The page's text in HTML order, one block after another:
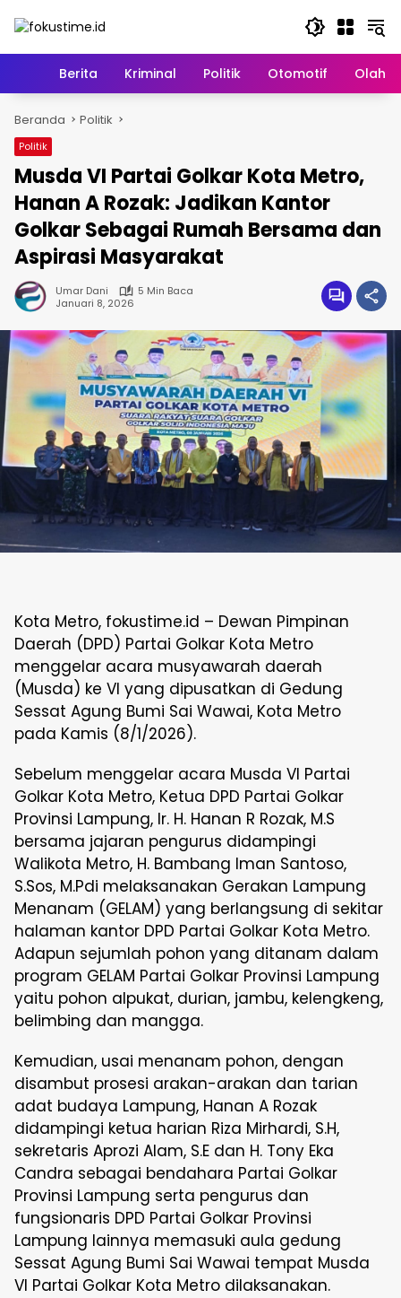
HomeBerita Kriminal Politik Otomotif
Beranda Politik
Politik
Musda VI Partai Golkar Kota Metro,
Hanan A Rozak: Jadikan Kantor
Golkar Sebagai Rumah Bersama dan
Aspirasi Masyarakat
Umar Dani
5 Min Baca
Januari 8, 2026
Kota Metro, fokustime.id – Dewan Pimpinan
Daerah (DPD) Partai Golkar Kota Metro
menggelar acara musyawarah daerah
(Musda) ke VI yang dipusatkan di Gedung
Sessat Agung Bumi Sai Wawai, Kota Metro
pada Kamis (8/1/2026).
Sebelum menggelar acara Musda VI Partai
Golkar Kota Metro, Ketua DPD Partai Golkar
Provinsi Lampung, Ir. H. Hanan R Rozak, M.S
bersama jajaran pengurus didampingi
Walikota Metro, H. Bambang Iman Santoso,
S.Sos, M.Pdi melaksanakan Gerakan Lampung
Menanam (GELAM) yang berlangsung di sekitar
halaman kantor DPD Partai Golkar Kota Metro.
Adapun sejumlah pohon yang ditanam dalam
program GELAM Partai Golkar Provinsi Lampung
yaitu pohon alpukat, durian, jambu, kelengkeng,
belimbing dan mangga.
Kemudian, usai menanam pohon, dengan
disambut prosesi arakan-arakan dan tarian
adat budaya Lampung, Hanan A Rozak
didampingi ketua harian Riza Mirhardi, S.H,
sekretaris Aprozi Alam, S.E dan H. Tony Eka
Candra sebagai bendahara Partai Golkar
Provinsi Lampung serta pengurus dan
fungsionaris DPD Partai Golkar Provinsi
Lampung lainnya memasuki aula gedung
Sessat Agung Bumi Sai Wawai tempat Musda
VI Partai Golkar Kota Metro dilaksanakan.